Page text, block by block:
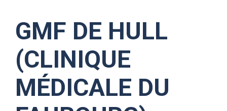
GMF DE HULL
(CLINIQUE
MÉDICALE DU